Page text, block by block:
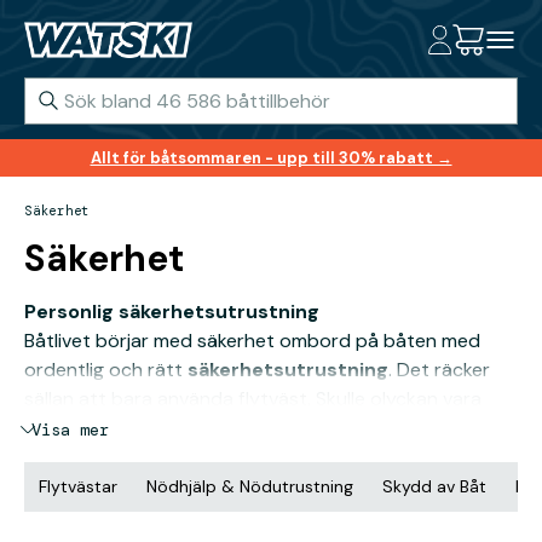
Allt för båtsommaren - upp till 30% rabatt →
Säkerhet
Säkerhet
Personlig säkerhetsutrustning
Båtlivet börjar med säkerhet ombord på båten med
ordentlig och rätt säkerhetsutrustning. Det räcker
framme gäller det att ha livboj, livlina, överlevnadsdräkt,
första hjälpen och mycket mer. Det krävs helt enkelt att
man är redo för alla utmaningar som havet kan ge en. Vi
vill att alla ska vara trygga på båten och vid vattnet,
Visa mer
Flytvästar Nödhjälp & Nödutrustning Skydd av Båt